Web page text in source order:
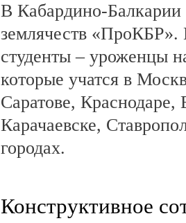
В Кабардино-
землячеств «ПроКБР».
студенты – уроженцы
которые учатся в
Саратове, Краснодаре,
Карачаевске,
городах.
Конструктивное